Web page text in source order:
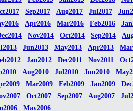
Sep2017 Aug2017 Jul2017
Apr2016 Mar2016 Feb2016
Nov2014 Oct2014 Sep2014
Jun2013 May2013 Apr2013
Jan2012 Dec2011 Nov2011
Aug2010 Jul2010 Jun2010
Mar2009 Feb2009 Jan2009
Oct2007 Sep2007 Aug2007
May2006